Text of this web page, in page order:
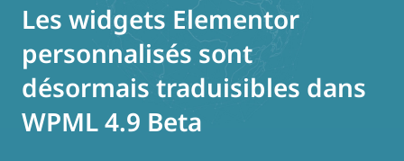
Les widgets Elementor
personnalisés sont
désormais traduisibles dans
WPML 4.9 Beta